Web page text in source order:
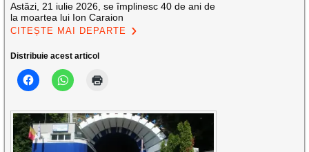
Astăzi, 21 iulie 2026, se împlinesc 40 de ani de
la moartea lui Ion Caraion
CITEȘTE MAI DEPARTE
Distribuie acest articol